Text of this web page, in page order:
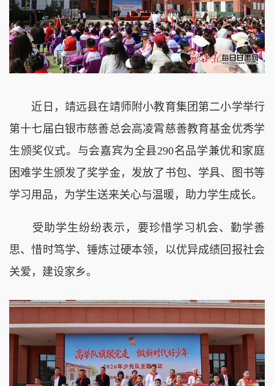
近日，靖远县在靖师附小教育集团第二小学举行
第十七届白银市慈善总会高凌霄慈善教育基金优秀学
生颁奖仪式。与会嘉宾为全县290名品学兼优和家庭
困难学生颁发了奖学金，发放了书包、学具、图书等
学习用品，为学生送来关心与温暖，助力学生成长。
受助学生纷纷表示，要珍惜学习机会、勤学善
思、惜时笃学、锤炼过硬本领，以优异成绩回报社会
关爱，建设家乡。